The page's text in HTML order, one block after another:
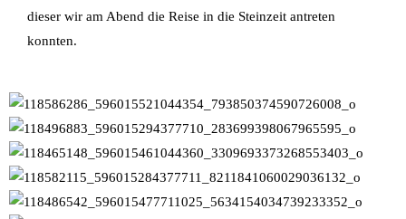
dieser wir am Abend die Reise in die Steinzeit antreten
konnten.